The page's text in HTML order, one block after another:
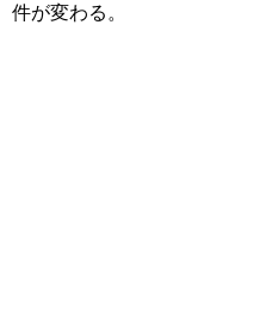
件が変わる。